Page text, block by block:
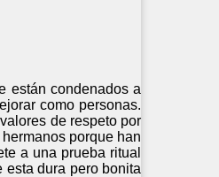
están condenados a
como personas.
de respeto por
porque han
a una prueba ritual
esta dura pero bonita